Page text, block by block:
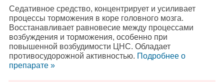
Седативное средство, концентрирует и усиливает
процессы торможения в коре головного мозга.
Восстанавливает равновесие между процессами
возбуждения и торможения, особенно при
повышенной возбудимости ЦНС. Обладает
противосудорожной активностью. Подробнee о
препарате »